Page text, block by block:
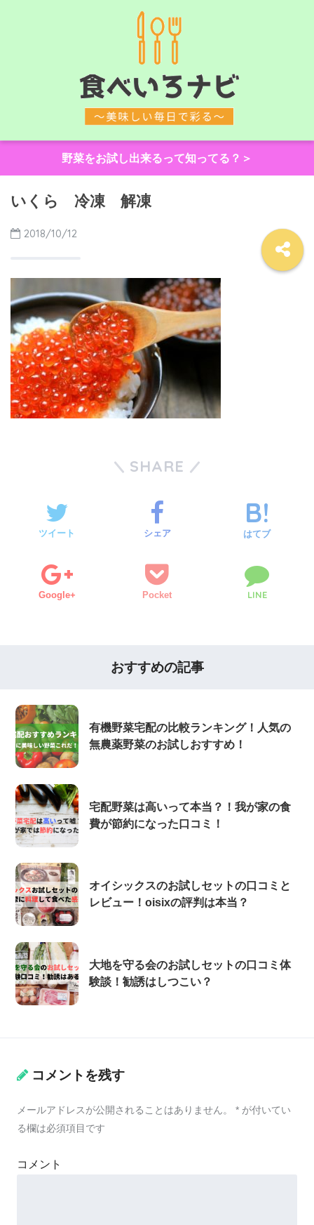
野菜をお試し出来るって知ってる？＞
いくら 冷凍 解凍
2018/10/12
SHARE
ツイート シェア はてブ
Google+ Pocket LINE
おすすめの記事
有機野菜宅配の比較ランキング！人気の
無農薬野菜のお試しおすすめ！
宅配野菜は高いって本当？！我が家の食
費が節約になった口コミ！
オイシックスのお試しセットの口コミと
レビュー！oisixの評判は本当？
大地を守る会のお試しセットの口コミ体
験談！勧誘はしつこい？
コメントを残す
メールアドレスが公開されることはありません。 * が付いてい
る欄は必須項目です
コメント